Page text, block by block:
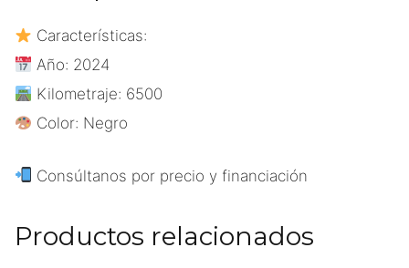
Características:
Año: 2024
Kilometraje: 6500
Color: Negro
Consúltanos por precio y financiación
Productos relacionados